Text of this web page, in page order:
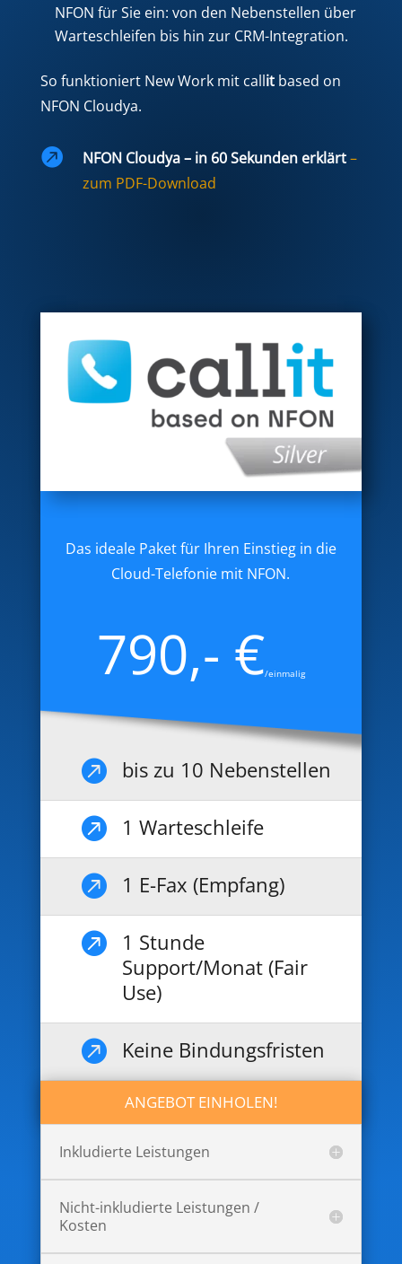
NFON für Sie ein: von den Nebenstellen über
Warteschleifen bis hin zur CRM-Integration.
So funktioniert New Work mit callitbased on
NFON Cloudya.
 NFON Cloudya – in 60 Sekunden erklärt–
zum PDF-Download
Das ideale Paket für Ihren Einstieg in die
Cloud-Telefonie mit NFON.
790,- €/einmalig
 bis zu 10 Nebenstellen
 1 Warteschleife
 1 E-Fax (Empfang)

1 Stunde
Support/Monat (Fair
Use)
 Keine Bindungsfristen
ANGEBOT EINHOLEN!
Inkludierte Leistungen
Nicht-inkludierte Leistungen /
Kosten